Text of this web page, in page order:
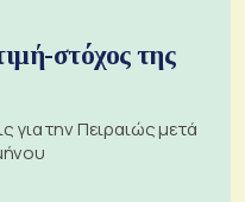
στόχος της
για την Πειραιώς μετά